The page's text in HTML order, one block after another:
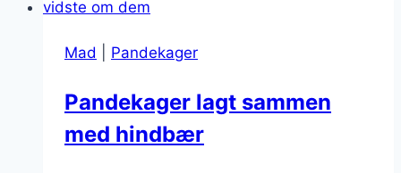
Mad Pandekager
Pandekager lagt sammen
med hindbær